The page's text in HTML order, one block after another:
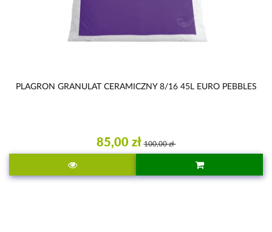
PLAGRON GRANULAT CERAMICZNY 8/16 45L EURO PEBBLES
85,00 zł 100,00 zł